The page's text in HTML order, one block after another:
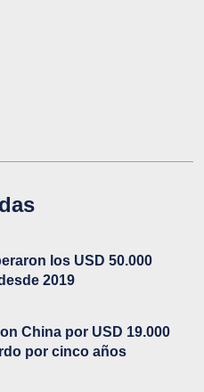
los USD 50.000
2019
China por USD 19.000
por cinco años